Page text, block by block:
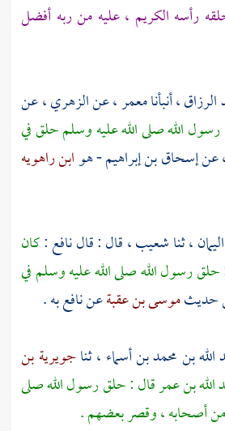
رأسه الكريم ، عليه من ربه أفضل
، أنبأنامعمر، عنالزهري، عن
الله صلى الله عليه وسلم حلق في
، عنإسحاق بن إبراهيم- هوابن راهويه
، ثناشعيب، قال : قالنافع:كان
رسول الله صلى الله عليه وسلم في
حديثموسى بن عقبةعننافعبه .
الله بن محمد بن أسماء ، ثناجويرية بن
الله بن عمرقال : حلق رسول الله صلى
من أصحابه ، وقصر بعضهم .